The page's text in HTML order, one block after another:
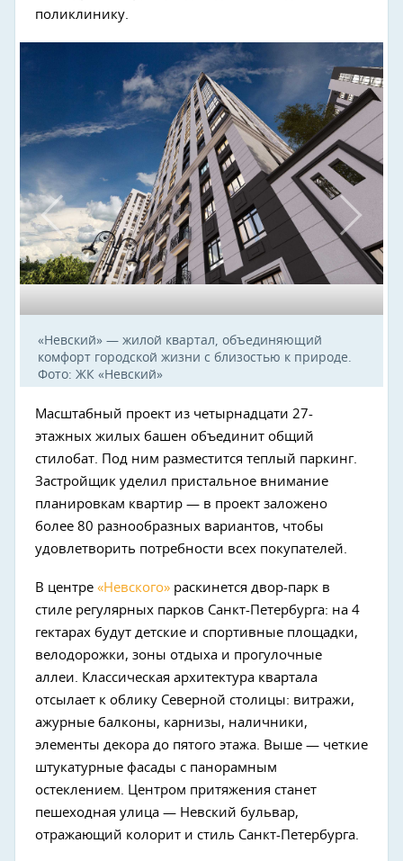
поликлинику.
«Невский» — жилой квартал, объединяющий
комфорт городской жизни с близостью к природе.
Фото: ЖК «Невский»
Масштабный проект из четырнадцати 27-
этажных жилых башен объединит общий
стилобат. Под ним разместится теплый паркинг.
Застройщик уделил пристальное внимание
планировкам квартир — в проект заложено
более 80 разнообразных вариантов, чтобы
удовлетворить потребности всех покупателей.
В центре «Невского» раскинется двор-парк в
стиле регулярных парков Санкт-Петербурга: на 4
гектарах будут детские и спортивные площадки,
велодорожки, зоны отдыха и прогулочные
аллеи. Классическая архитектура квартала
отсылает к облику Северной столицы: витражи,
ажурные балконы, карнизы, наличники,
элементы декора до пятого этажа. Выше — четкие
штукатурные фасады с панорамным
остеклением. Центром притяжения станет
пешеходная улица — Невский бульвар,
отражающий колорит и стиль Санкт-Петербурга.